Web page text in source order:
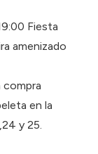
Fiesta
amenizado
compra
en la
y 25.